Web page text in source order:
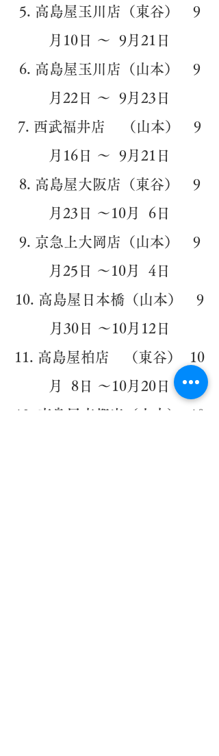
高島屋玉川店（東谷） 9
月10日 ～ 9月21日
高島屋玉川店（山本） 9
月22日 ～ 9月23日
西武福井店 （山本） 9
月16日 ～ 9月21日
高島屋大阪店（東谷） 9
月23日 ～10月 6日
京急上大岡店（山本） 9
月25日 ～10月 4日
高島屋日本橋（山本） 9
月30日 ～10月12日
高島屋柏店 （東谷） 10
月 8日 ～10月20日
高島屋京都店（山本） 10